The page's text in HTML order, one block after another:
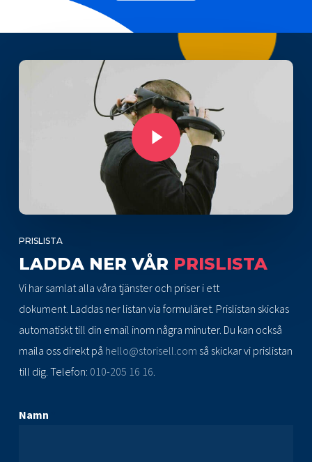
Play Video
PRISLISTA
LADDA NER VÅR PRISLISTA
Vi har samlat alla våra tjänster och priser i ett
dokument. Laddas ner listan via formuläret. Prislistan skickas
automatiskt till din email inom några minuter. Du kan också
maila oss direkt på hello@storisell.com så skickar vi prislistan
till dig. Telefon: 010-205 16 16
Namn